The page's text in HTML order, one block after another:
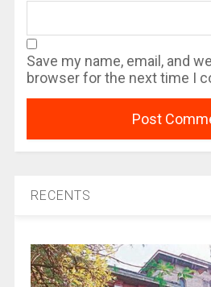
Save my name, email, and
browser for the next time I
RECENTS